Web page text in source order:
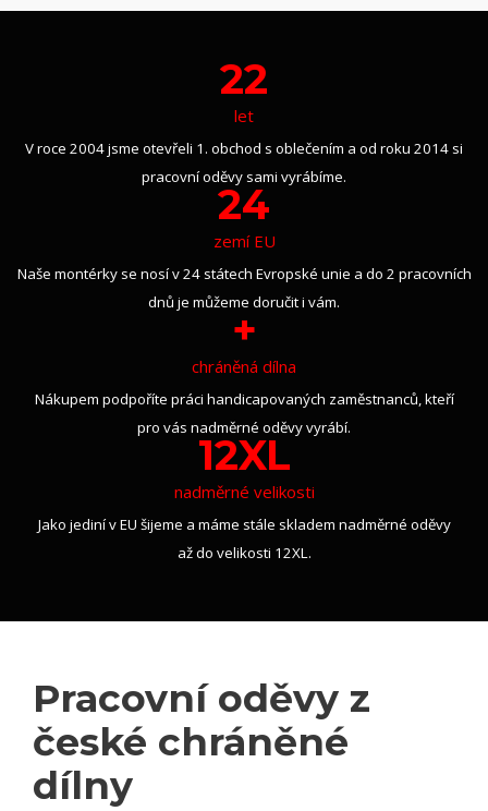
22
let
V roce 2004 jsme otevřeli 1. obchod s oblečením a od roku 2014 si
pracovní oděvy sami vyrábíme.
24
zemí EU
Naše montérky se nosí v 24 státech Evropské unie a do 2 pracovních
dnů je můžeme doručit i vám.
+
chráněná dílna
Nákupem podpoříte práci handicapovaných zaměstnanců, kteří
pro vás nadměrné oděvy vyrábí.
12XL
nadměrné velikosti
Jako jediní v EU šijeme a máme stále skladem nadměrné oděvy
až do velikosti 12XL.
Pracovní oděvy z
české chráněné
dílny